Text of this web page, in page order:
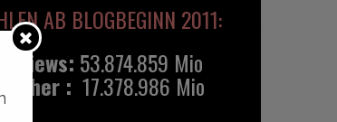
AB BLOGBEGINN 2011:
53.874.859 Mio
: 17.378.986 Mio